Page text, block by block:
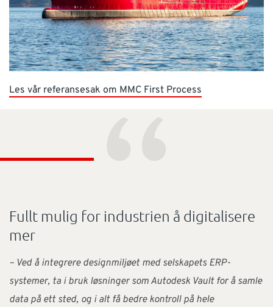
Les vår referansesak om MMC First Process
“
Fullt mulig for industrien å digitalisere
mer
– Ved å integrere designmiljøet med selskapets ERP-
systemer, ta i bruk løsninger som Autodesk Vault for å samle
data på ett sted, og i alt få bedre kontroll på hele